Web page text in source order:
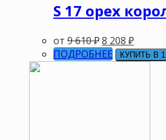
S 17 орех
от 9 610₽8 208 ₽
ПОДРОБНЕЕ
КУПИТЬ В